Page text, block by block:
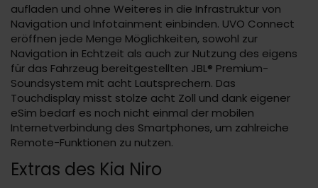
aufladen und ohne Weiteres in die Infrastruktur von
Navigation und Infotainment einbinden. UVO Connect
eröffnen jede Menge Möglichkeiten, sowohl zur
Navigation in Echtzeit als auch zur Nutzung des eigens
für das Fahrzeug bereitgestellten JBL® Premium-
Soundsystem mit acht Lautsprechern. Das
Touchdisplay misst stolze acht Zoll und dank eigener
eSim bedarf es noch nicht einmal der mobilen
Internetverbindung des Smartphones, um zahlreiche
Remote-Funktionen zu nutzen.
Extras des Kia Niro